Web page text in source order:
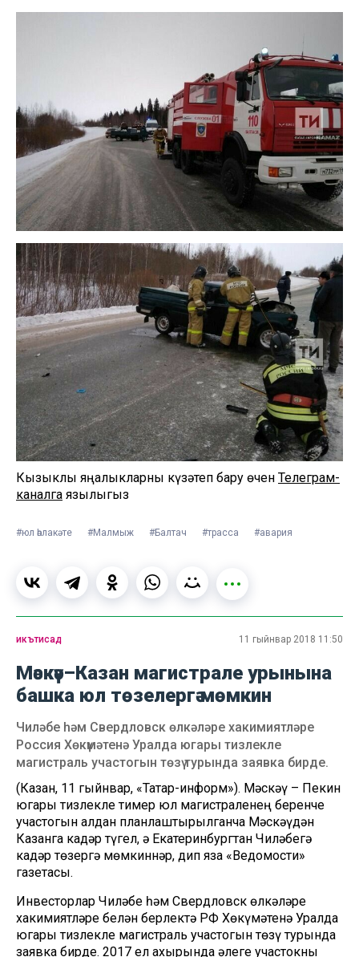
Кызыклы яңалыкларны күзәтеп бару өчен Телеграм-
каналга язылыгыз
#юл һәлакәте #Малмыж #Балтач #трасса #авария
икътисад 11 гыйнвар 2018 11:50
Мәскәү–Казан магистрале урынына
башка юл төзелергә мөмкин
Чиләбе һәм Свердловск өлкәләре хакимиятләре
Россия Хөкүмәтенә Уралда югары тизлекле
магистраль участогын төзү турында заявка бирде.
(Казан, 11 гыйнвар, «Татар-информ»). Мәскәү – Пекин
югары тизлекле тимер юл магистраленең беренче
участогын алдан планлаштырылганча Мәскәүдән
Казанга кадәр түгел, ә Екатеринбургтан Чиләбегә
кадәр төзергә мөмкиннәр, дип яза «Ведомости»
газетасы.
Инвесторлар Чиләбе һәм Свердловск өлкәләре
хакимиятләре белән берлектә РФ Хөкүмәтенә Уралда
югары тизлекле магистраль участогын төзү турында
заявка бирде. 2017 ел ахырында әлеге участокны